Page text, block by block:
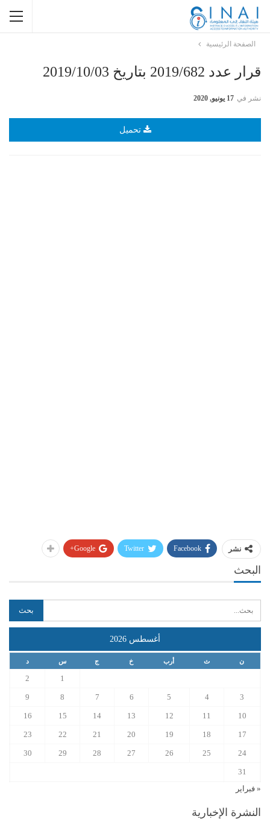
الصفحة الرئيسية
قرار عدد 2019/682 بتاريخ 2019/10/03
نشر في 17 يونيو, 2020
تحميل
نشر Facebook
Twitter
Google+
البحث
أغسطس 2026
ن ث أرب خ ج س د
1
2
3
4
5
6
7
8
9
10
11
12
13
14
15
16
17
18
19
20
21
22
23
24
25
26
27
28
29
30
31
« فبراير
النشرة الإخبارية